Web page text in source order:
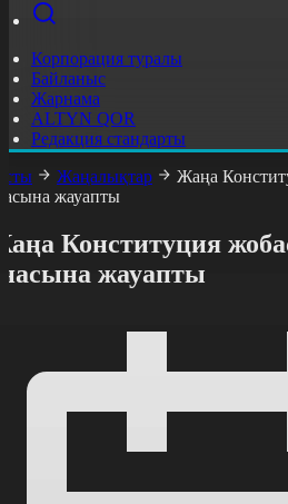
Корпорация туралы
Байланыс
Жарнама
ALTYN QOR
Редакция стандарты
Жаңалықтар
Жаңа
жауапты
Конституция
жауапты